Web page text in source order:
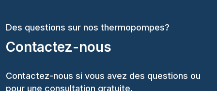
Des questions sur nos thermopompes?
Contactez-nous
Contactez-nous si vous avez des questions ou
pour une consultation gratuite.